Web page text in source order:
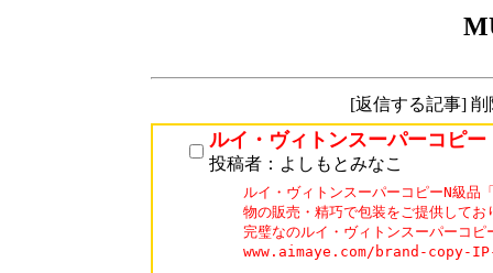
[返信する記事]
ルイ・ヴィトンスーパーコピー
投稿者：よしもとみなこ
ルイ・ヴィトンスーパーコピーN級品
物の販売・精巧で包装をご提供してお
完璧なのルイ・ヴィトンスーパーコ
www.aimaye.com/brand-copy-IP-